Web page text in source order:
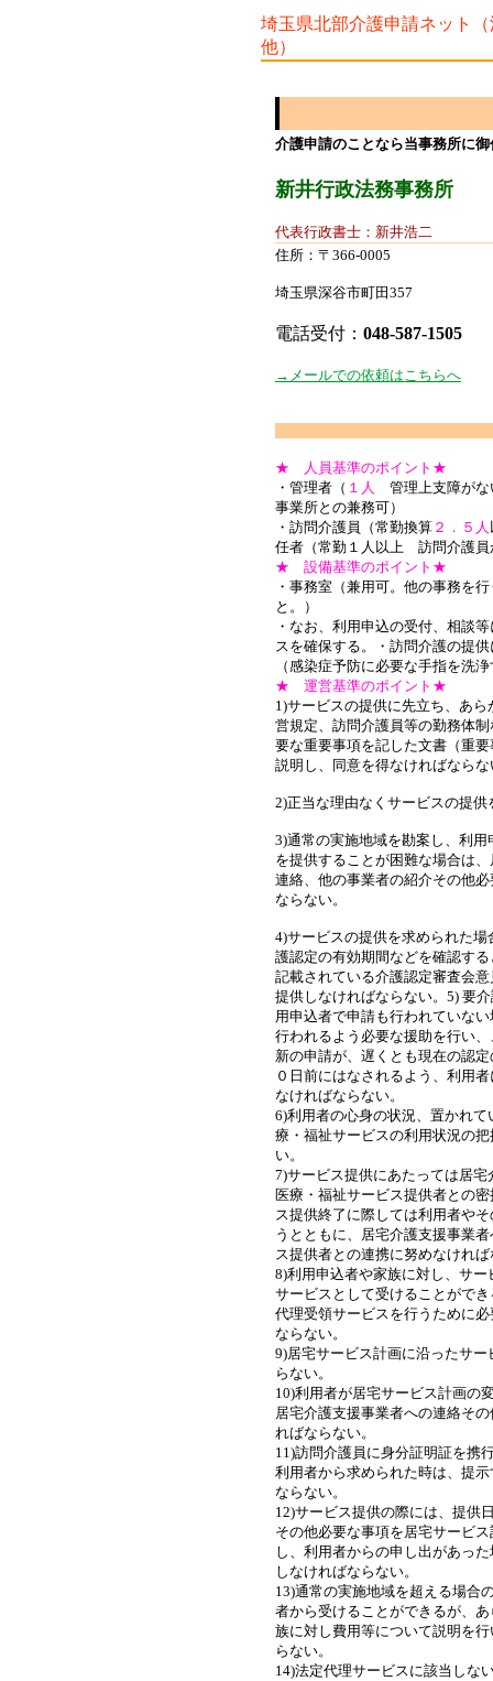
埼玉県北部介護申請ネット
他）
介護申請のことなら当事務所に
新井行政法務事務所
代表行政書士：新井浩二
住所：〒366-0005
埼玉県深谷市町田357
電話受付： 048-587-1505
→メールでの依頼はこちらへ
★ 人員基準のポイント★
・管理者（ １人
管理上支障がな
事業所との兼務可）
・訪問介護員（常勤換算 ２．５人
任者（常勤１人以上 訪問介護員
★ 設備基準のポイント★
・事務室（兼用可。他の事務を
と。）
・なお、利用申込の受付、相談
スを確保する。・訪問介護の提
（感染症予防に必要な手指を洗
★ 運営基準のポイント★
1)サービスの提供に先立ち、あ
営規定、訪問介護員等の勤務体
要な重要事項を記した文書（重
説明し、同意を得なければならな
2)正当な理由なくサービスの提
3)通常の実施地域を勘案し、利
を提供することが困難な場合は
連絡、他の事業者の紹介その他
ならない。
4)サービスの提供を求められた
護認定の有効期間などを確認す
記載されている介護認定審査会
提供しなければならない。5) 要
用申込者で申請も行われていな
行われるよう必要な援助を行い
新の申請が、遅くとも現在の認
０日前にはなされるよう、利用
なければならない。
6)利用者の心身の状況、置かれ
療・福祉サービスの利用状況の
い。
7)サービス提供にあたっては居
医療・福祉サービス提供者との
ス提供終了に際しては利用者や
うとともに、居宅介護支援事業
ス提供者との連携に努めなけれ
8)利用申込者や家族に対し、サ
サービスとして受けることがで
代理受領サービスを行うために
ならない。
9)居宅サービス計画に沿ったサ
らない。
10)利用者が居宅サービス計画の
居宅介護支援事業者への連絡そ
ればならない。
11)訪問介護員に身分証明証を携
利用者から求められた時は、提
ならない。
12)サービス提供の際には、提供
その他必要な事項を居宅サービ
し、利用者からの申し出があっ
しなければならない。
13)通常の実施地域を超える場合
者から受けることができるが、
族に対し費用等について説明を
らない。
14)法定代理サービスに該当しな